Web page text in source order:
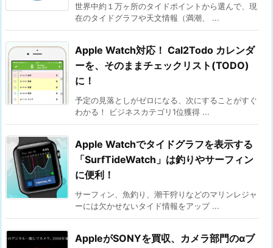
世界中約１万ヶ所のタイドポイントから選んで、現
在のタイドグラフや天文情報（満潮、 ...
Apple Watch対応！ Cal2Todo カレンダ
ーを、そのままチェックリスト(TODO)
に！
予定の見落としがゼロになる、次にすることがすぐ
わかる！ ビジネスカテゴリ1位獲得 ...
Apple Watchでタイドグラフを表示する
「SurfTideWatch」は釣りやサーフィン
に便利！
サーフィン、魚釣り、潮干狩りなどのマリンレジャ
ーには欠かせないタイド情報をアップ ...
AppleがSONYを買収、カメラ部門のαブ